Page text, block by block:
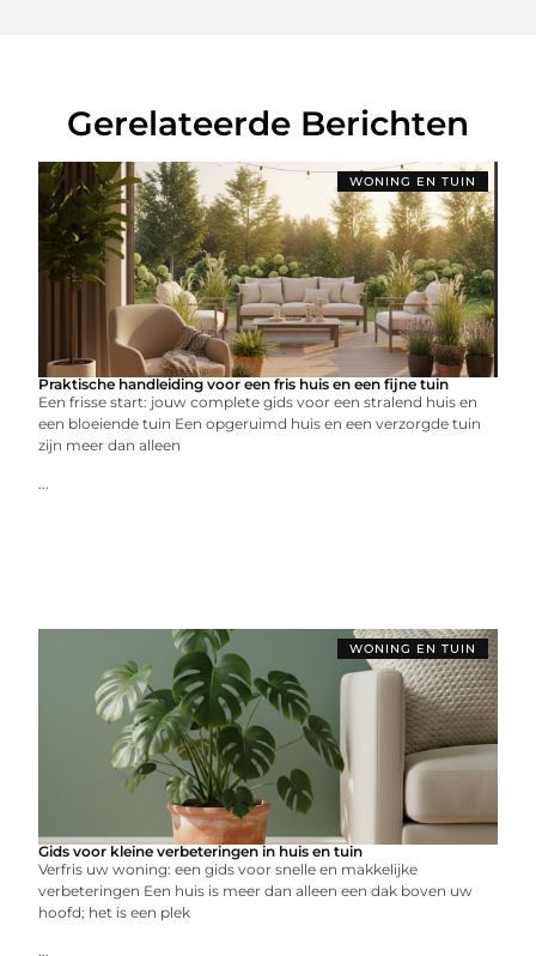
Gerelateerde Berichten
WONING EN TUIN
Praktische handleiding voor een fris huis en een fijne tuin
Een frisse start: jouw complete gids voor een stralend huis en
een bloeiende tuin Een opgeruimd huis en een verzorgde tuin
zijn meer dan alleen
...
WONING EN TUIN
Gids voor kleine verbeteringen in huis en tuin
Verfris uw woning: een gids voor snelle en makkelijke
verbeteringen Een huis is meer dan alleen een dak boven uw
hoofd; het is een plek
...